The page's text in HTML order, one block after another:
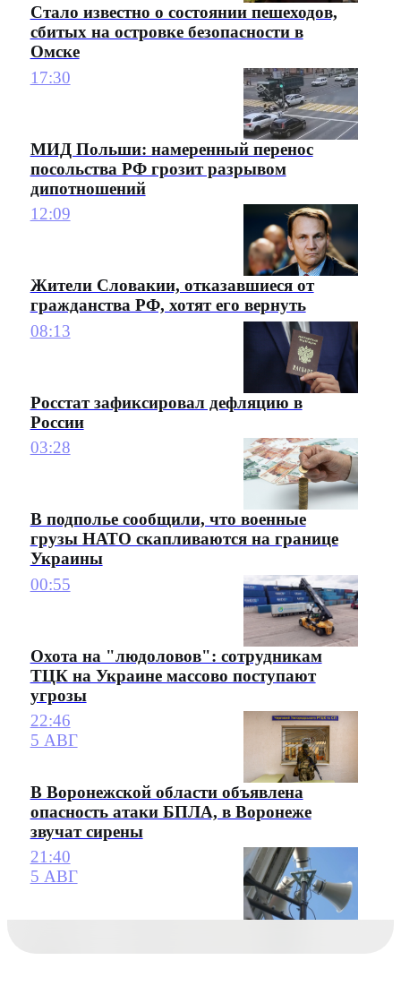
Стало известно о состоянии пешеходов,
сбитых на островке безопасности в
Омске
17:30
МИД Польши: намеренный перенос
посольства РФ грозит разрывом
дипотношений
12:09
Жители Словакии, отказавшиеся от
гражданства РФ, хотят его вернуть
08:13
Росстат зафиксировал дефляцию в
России
03:28
В подполье сообщили, что военные
грузы НАТО скапливаются на границе
Украины
00:55
Охота на "людоловов": сотрудникам
ТЦК на Украине массово поступают
угрозы
22:46
5 АВГ
В Воронежской области объявлена
опасность атаки БПЛА, в Воронеже
звучат сирены
21:40
5 АВГ